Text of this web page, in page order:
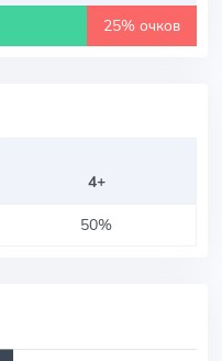
25% очков
4+
50%